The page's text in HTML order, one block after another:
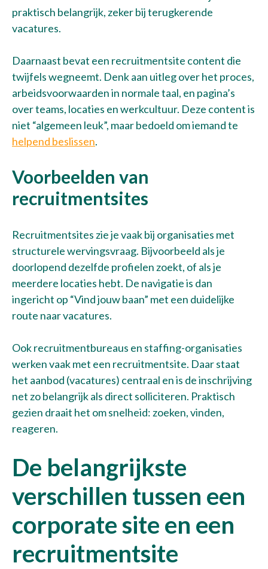
praktisch belangrijk, zeker bij terugkerende
vacatures.
Daarnaast bevat een recruitmentsite content die
twijfels wegneemt. Denk aan uitleg over het proces,
arbeidsvoorwaarden in normale taal, en pagina’s
over teams, locaties en werkcultuur. Deze content is
niet “algemeen leuk”, maar bedoeld om iemand te
helpend beslissen.
Voorbeelden van
recruitmentsites
Recruitmentsites zie je vaak bij organisaties met
structurele wervingsvraag. Bijvoorbeeld als je
doorlopend dezelfde profielen zoekt, of als je
meerdere locaties hebt. De navigatie is dan
ingericht op “Vind jouw baan” met een duidelijke
route naar vacatures.
Ook recruitmentbureaus en staffing-organisaties
werken vaak met een recruitmentsite. Daar staat
het aanbod (vacatures) centraal en is de inschrijving
net zo belangrijk als direct solliciteren. Praktisch
gezien draait het om snelheid: zoeken, vinden,
reageren.
De belangrijkste
verschillen tussen een
corporate site en een
recruitmentsite